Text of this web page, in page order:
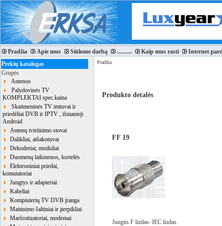
Pradžia Apie mus Siūlome darbą .......... Kaip mus rasti
Internet
Prekių katalogas
Grupės
Antenos
Palydovinės TV
KOMPLEKTAI spec.kaina
Skaitmeninės TV imtuvai ir
priedėliai DVB ir IPTV , išmanieji
Android
Antenų tvirtinimo stovai
Dalikliai, atšakotuvai
Dekoderiai, moduliai
Duomenų laikmenos, kortelės
Elektroniniai priedai,
komutatoriai
Jungtys ir adapteriai
Kabeliai
Kompiuterių TV DVB įranga
Maitinimo šaltiniai ir įterpikliai
Maršrutizatoriai, modemai
Pradžia
Produkto detalės
FF 19
Jungtis F lizdas- IEC lizdas.